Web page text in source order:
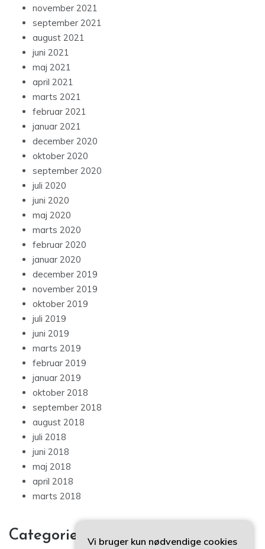
november 2021
september 2021
august 2021
juni 2021
maj 2021
april 2021
marts 2021
februar 2021
januar 2021
december 2020
oktober 2020
september 2020
juli 2020
juni 2020
maj 2020
marts 2020
februar 2020
januar 2020
december 2019
november 2019
oktober 2019
juli 2019
juni 2019
marts 2019
februar 2019
januar 2019
oktober 2018
september 2018
august 2018
juli 2018
juni 2018
maj 2018
april 2018
marts 2018
Categories Vi bruger kun nødvendige cookies